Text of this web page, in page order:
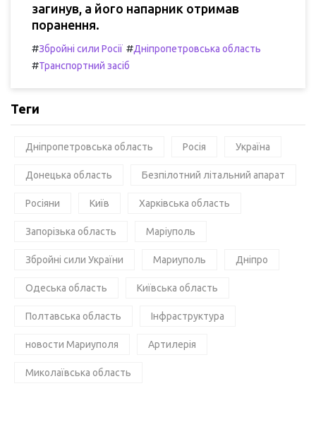
загинув, а його напарник отримав
поранення.
#Збройні сили Росії #Дніпропетровська область
#Транспортний засіб
Теги
Дніпропетровська область Росія Україна
Донецька область Безпілотний літальний апарат
Росіяни Київ Харківська область
Запорізька область Маріуполь
Збройні сили України Мариуполь Дніпро
Одеська область Київська область
Полтавська область Інфраструктура
новости Мариуполя Артилерія
Миколаївська область